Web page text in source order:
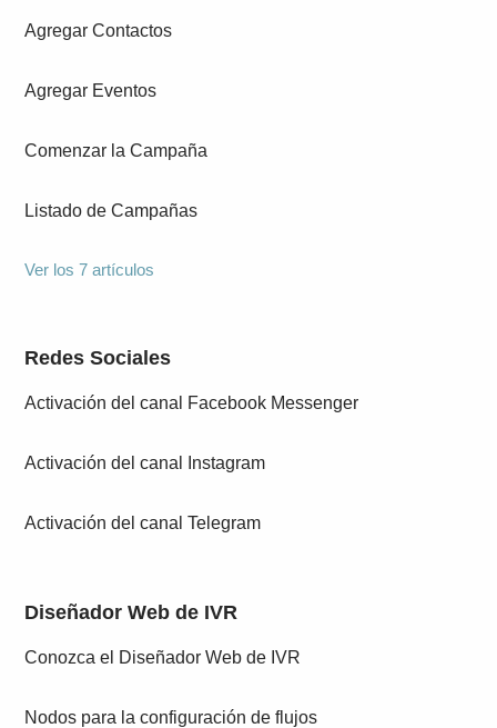
Agregar Contactos
Agregar Eventos
Comenzar la Campaña
Listado de Campañas
Ver los 7 artículos
Redes Sociales
Activación del canal Facebook Messenger
Activación del canal Instagram
Activación del canal Telegram
Diseñador Web de IVR
Conozca el Diseñador Web de IVR
Nodos para la configuración de flujos